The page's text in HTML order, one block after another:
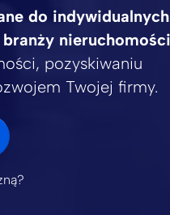
do indywidualnych
nieruchomości
pozyskiwaniu
Twojej firmy.